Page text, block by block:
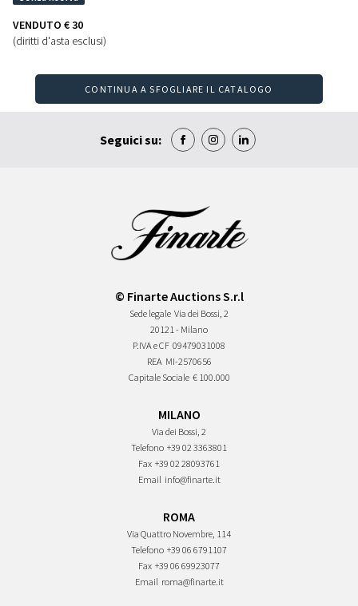
VENDUTO € 30
(diritti d'asta esclusi)
CONTINUA A SFOGLIARE IL CATALOGO
Seguici su:
© Finarte Auctions S.r.l
Sede legale Via dei Bossi, 2
20121 - Milano
P.IVA e CF 09479031008
REA MI-2570656
Capitale Sociale € 100.000
MILANO
Via dei Bossi, 2
Telefono +39 02 3363801
Fax +39 02 28093761
Email info@finarte.it
ROMA
Via Quattro Novembre, 114
Telefono +39 06 6791107
Fax +39 06 69923077
Email roma@finarte.it